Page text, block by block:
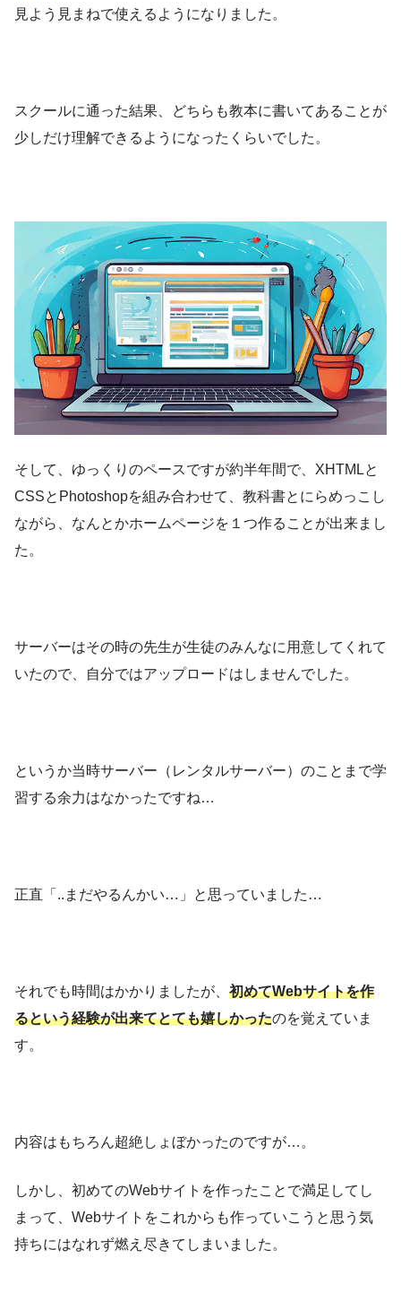
見よう見まねで使えるようになりました。
スクールに通った結果、どちらも教本に書いてあることが
少しだけ理解できるようになったくらいでした。
そして、ゆっくりのペースですが約半年間で、XHTMLと
CSSとPhotoshopを組み合わせて、教科書とにらめっこし
ながら、なんとかホームページを１つ作ることが出来まし
た。
サーバーはその時の先生が生徒のみんなに用意してくれて
いたので、自分ではアップロードはしませんでした。
というか当時サーバー（レンタルサーバー）のことまで学
習する余力はなかったですね…
正直「..まだやるんかい…」と思っていました…
それでも時間はかかりましたが、 初めてWebサイトを作
るという経験が出来てとても嬉しかったのを覚えていま
す。
内容はもちろん超絶しょぼかったのですが…。
しかし、初めてのWebサイトを作ったことで満足してし
まって、Webサイトをこれからも作っていこうと思う気
持ちにはなれず燃え尽きてしまいました。